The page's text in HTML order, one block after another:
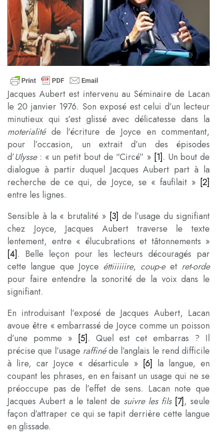
Jacques Aubert est intervenu au Séminaire de Lacan
le 20 janvier 1976. Son exposé est celui d’un lecteur
minutieux qui s’est glissé avec délicatesse dans la
moterialité de l’écriture de Joyce en commentant,
pour l’occasion, un extrait d’un des épisodes
d’Ulysse: « un petit bout de “Circé” » [1]. Un bout de
dialogue à partir duquel Jacques Aubert part à la
recherche de ce qui, de Joyce, se « faufilait » [2]
entre les lignes.
Sensible à la « brutalité » [3] de l’usage du signifiant
chez Joyce, Jacques Aubert traverse le texte
lentement, entre « élucubrations et tâtonnements »
[4]. Belle leçon pour les lecteurs découragés par
cette langue que Joyce éttiiiiiire, coup-eet ret-orde
pour faire entendre la sonorité de la voix dans le
signifiant.
En introduisant l’exposé de Jacques Aubert, Lacan
avoue être « embarrassé de Joyce comme un poisson
d’une pomme » [5]. Quel est cet embarras ? Il
précise que l’usage raffinéde l’anglais le rend difficile
à lire, car Joyce « désarticule » [6] la langue, en
coupant les phrases, en en faisant un usage qui ne se
préoccupe pas de l’effet de sens. Lacan note que
Jacques Aubert a le talent de suivre les fils [7], seule
façon d’attraper ce qui se tapit derrière cette langue
en glissade.